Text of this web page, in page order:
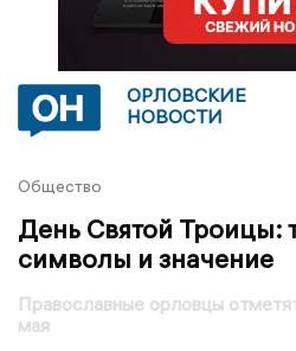
ОРЛОВСКИЕ
НОВОСТИ
Общество
День Святой Троицы:
символы и значение
Православные орловцы
мая